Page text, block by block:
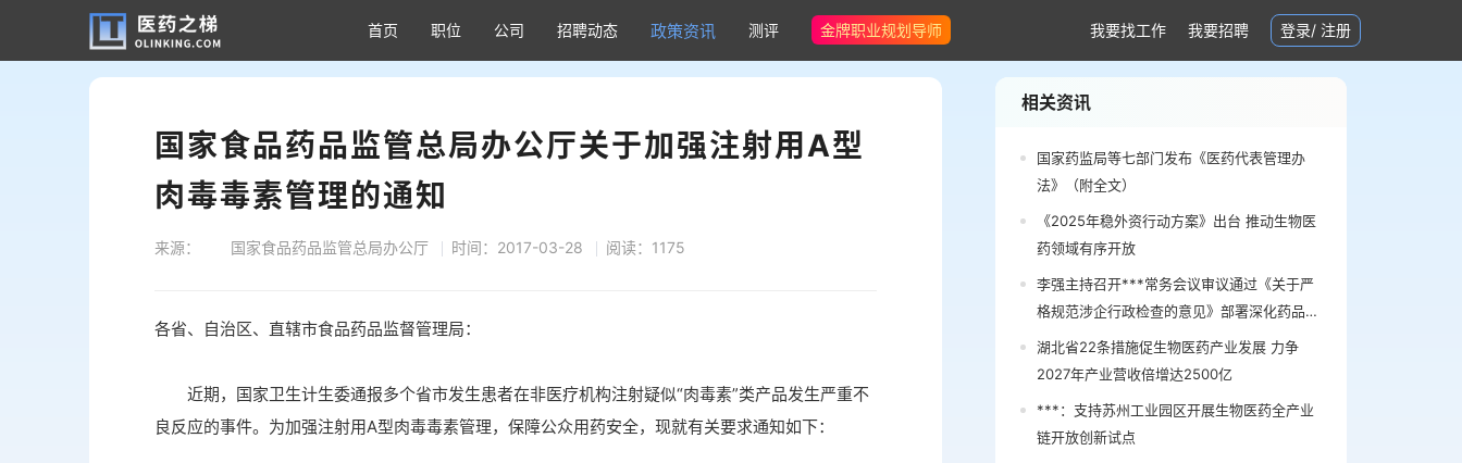
首页 职位 公司 招聘动态 政策资讯 测评 金牌职业规划导师 我要找工作 我要招聘 登录/ 注册
国家食品药品监管总局办公厅关于加强注射用A型
肉毒毒素管理的通知
来源： 国家食品药品监管总局办公厅 时间：2017-03-28 阅读：1175
各省、自治区、直辖市食品药品监督管理局：
近期，国家卫生计生委通报多个省市发生患者在非医疗机构注射疑似“肉毒素”类产品发生严重不
良反应的事件。为加强注射用A型肉毒毒素管理，保障公众用药安全，现就有关要求通知如下：
相关资讯
国家药监局等七部门发布《医药代表管理办
法》（附全文）
《2025年稳外资行动方案》出台 推动生物医
药领域有序开放
李强主持召开***常务会议审议通过《关于严
格规范涉企行政检查的意见》部署深化药品医
疗器械监管改革促进医药产业高质量发展有关
举措
湖北省22条措施促生物医药产业发展 力争
2027年产业营收倍增达2500亿
***：支持苏州工业园区开展生物医药全产业
链开放创新试点